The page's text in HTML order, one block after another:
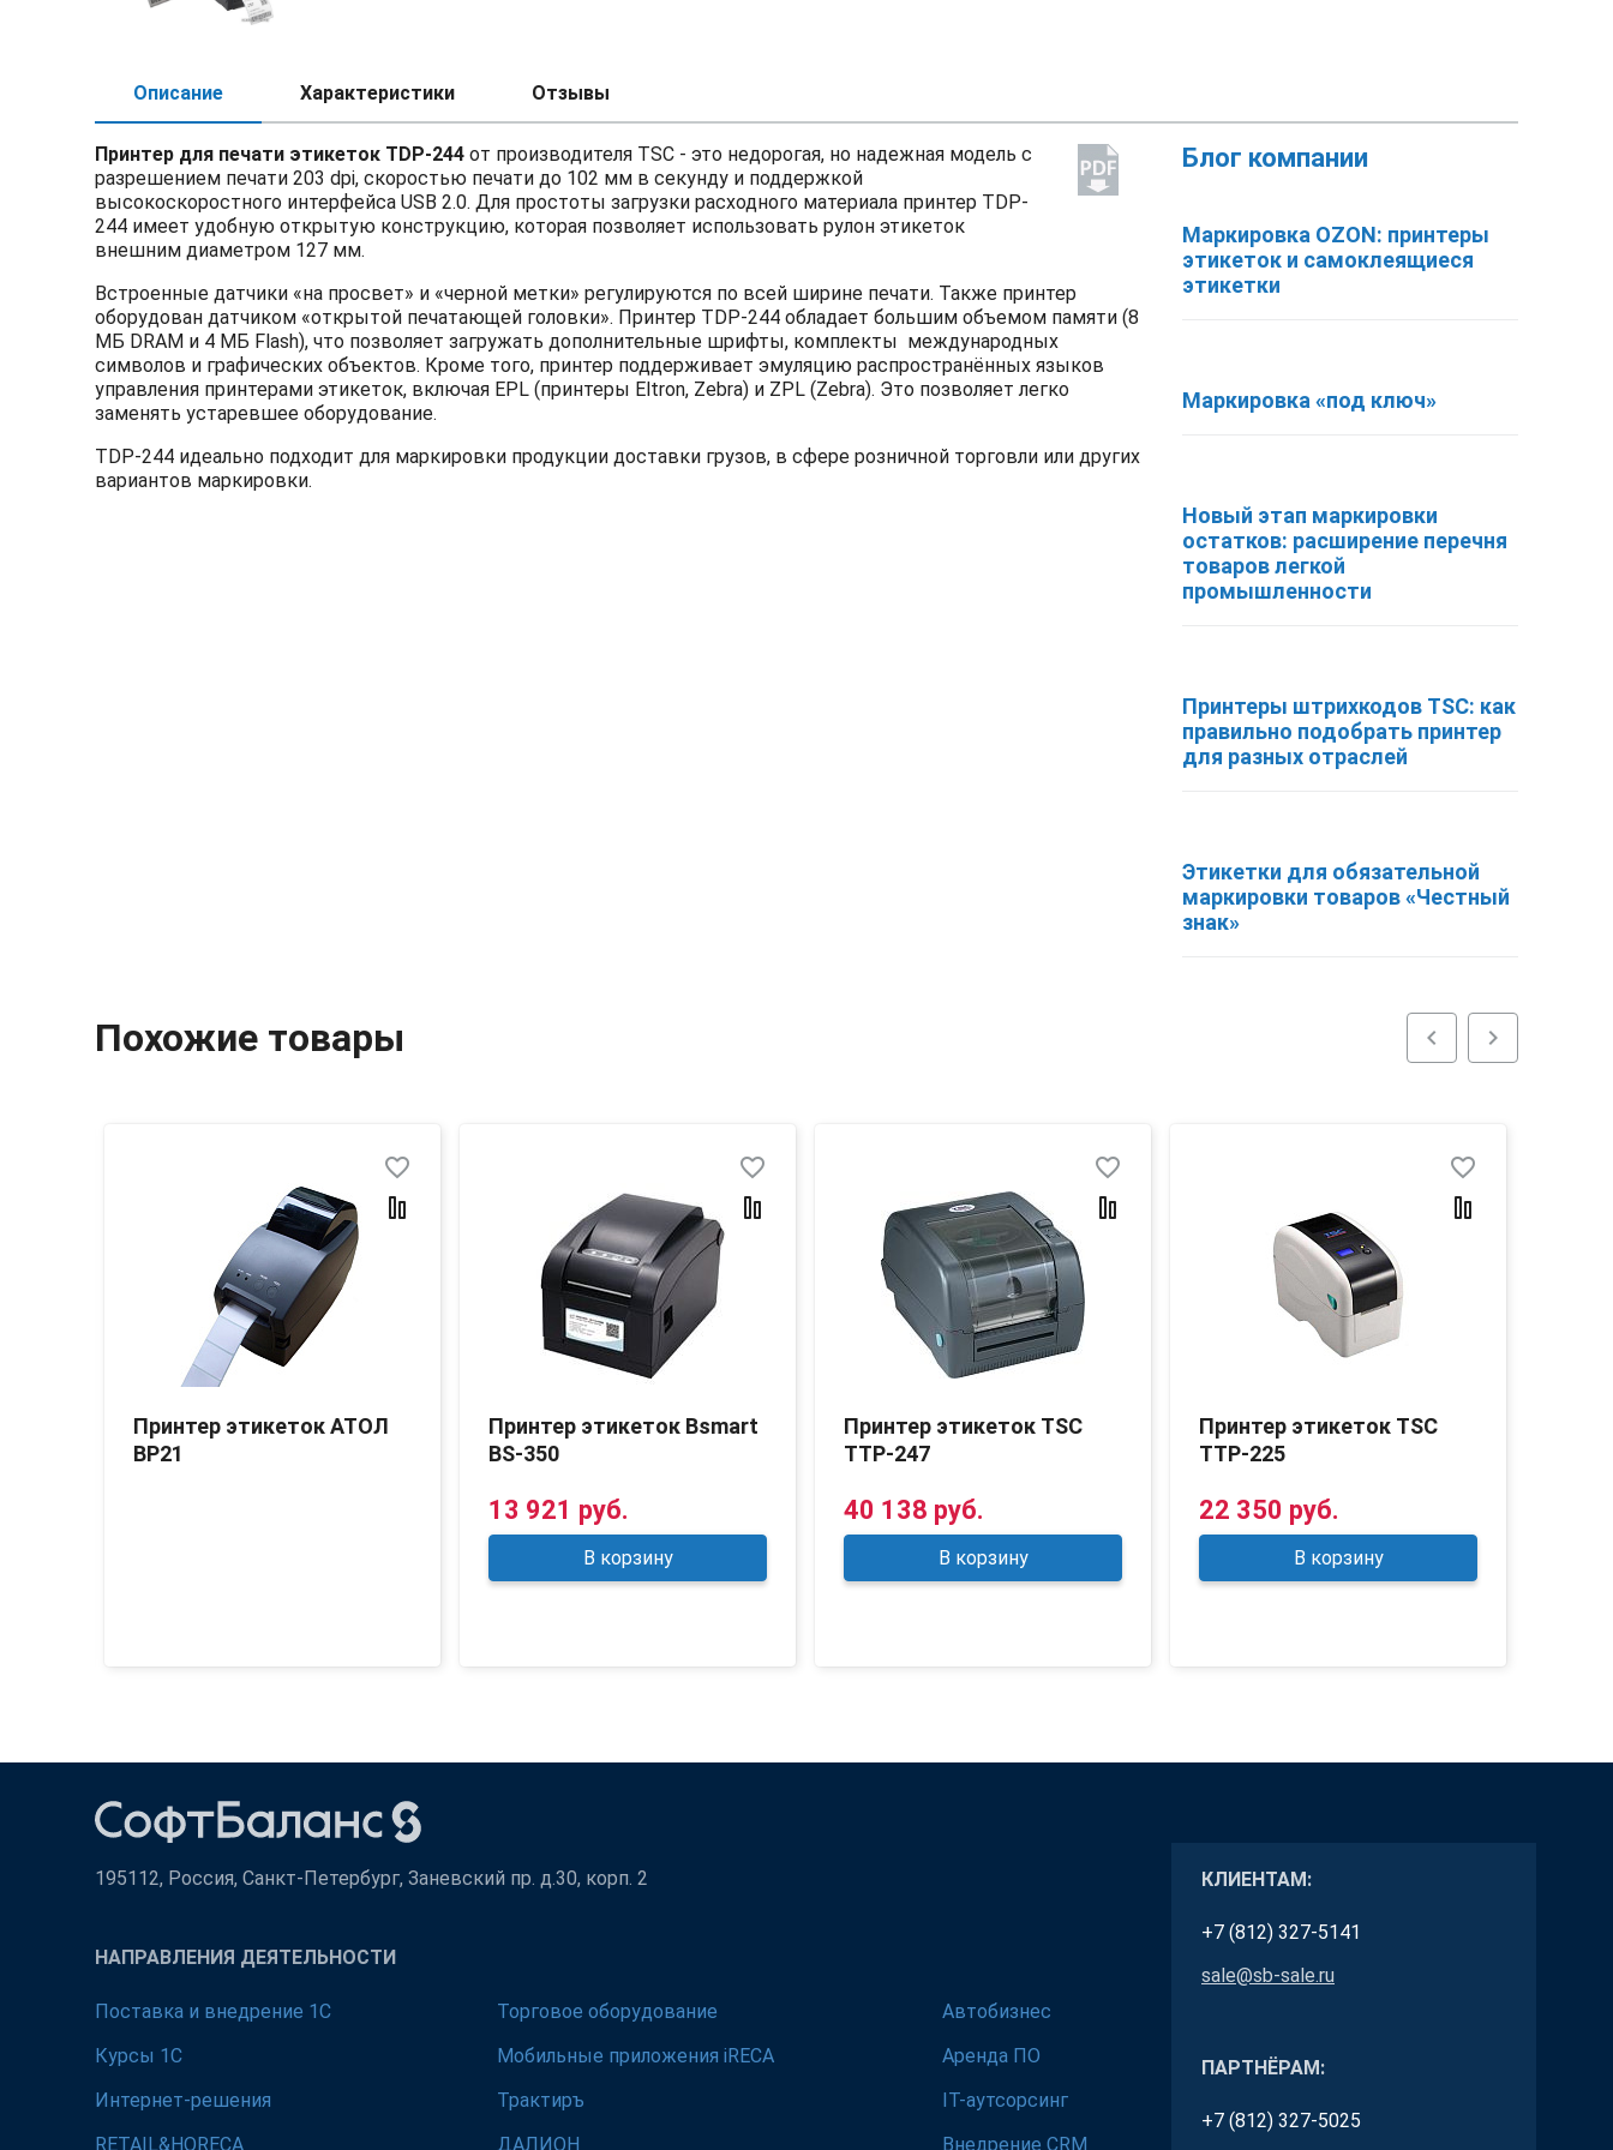
Описание Характеристики Отзывы
Принтер для печати этикеток TDP-244 от производителя TSC - это недорогая, но надежная модель с
разрешением печати 203 dpi, скоростью печати до 102 мм в секунду и поддержкой
высокоскоростного интерфейса USB 2.0. Для простоты загрузки расходного материала принтер TDP-
244 имеет удобную открытую конструкцию, которая позволяет использовать рулон этикеток
внешним диаметром 127 мм.
Встроенные датчики «на просвет» и «черной метки» регулируются по всей ширине печати. Также принтер
оборудован датчиком «открытой печатающей головки». Принтер TDP-244 обладает большим объемом памяти (8
МБ DRAM и 4 МБ Flash), что позволяет загружать дополнительные шрифты, комплекты международных
символов и графических объектов. Кроме того, принтер поддерживает эмуляцию распространённых языков
управления принтерами этикеток, включая EPL (принтеры Eltron, Zebra) и ZPL (Zebra). Это позволяет легко
заменять устаревшее оборудование.
TDP-244 идеально подходит для маркировки продукции доставки грузов, в сфере розничной торговли или других
вариантов маркировки.
Блог компании
Маркировка OZON: принтеры
этикеток и самоклеящиеся
этикетки
Маркировка «под ключ»
Новый этап маркировки
остатков: расширение перечня
товаров легкой
промышленности
Принтеры штрихкодов TSC: как
правильно подобрать принтер
для разных отраслей
Этикетки для обязательной
маркировки товаров «Честный
знак»
Похожие товары chevron_left chevron_right
Принтер этикеток АТОЛ
BP21
favorite_border
Принтер этикеток Bsmart
BS-350
favorite_border
13 921 руб.
В корзину
Принтер этикеток TSC
TTP-247
favorite_border
40 138 руб.
В корзину
Принтер этикеток TSC
TTP-225
favorite_border
22 350 руб.
В корзину
195112, Россия, Санкт-Петербург, Заневский пр. д.30, корп. 2
НАПРАВЛЕНИЯ ДЕЯТЕЛЬНОСТИ
Поставка и внедрение 1С Торговое оборудование
Автобизнес
Курсы 1С
Мобильные приложения iRECA
Аренда ПО
Интернет-решения
Трактиръ
IT-аутсорсинг
RETAIL&HORECA
ДАЛИОН Внедрение CRM
КЛИЕНТАМ:
+7 (812) 327-5141
sale@sb-sale.ru
ПАРТНЁРАМ:
+7 (812) 327-5025